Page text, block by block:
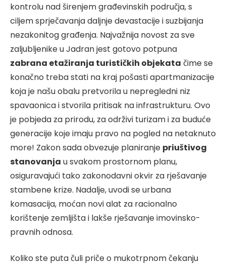
kontrolu nad širenjem građevinskih područja, s
ciljem sprječavanja daljnje devastacije i suzbijanja
nezakonitog građenja. Najvažnija novost za sve
zaljubljenike u Jadran jest gotovo potpuna
zabrana etažiranja turističkih objekata čime se
konačno treba stati na kraj pošasti apartmanizacije
koja je našu obalu pretvorila u nepregledni niz
spavaonica i stvorila pritisak na infrastrukturu. Ovo
je pobjeda za prirodu, za održivi turizam i za buduće
generacije koje imaju pravo na pogled na netaknuto
more! Zakon sada obvezuje planiranje priuštivog
stanovanja u svakom prostornom planu,
osiguravajući tako zakonodavni okvir za rješavanje
stambene krize. Nadalje, uvodi se urbana
komasacija, moćan novi alat za racionalno
korištenje zemljišta i lakše rješavanje imovinsko-
pravnih odnosa.
Koliko ste puta čuli priče o mukotrpnom čekanju